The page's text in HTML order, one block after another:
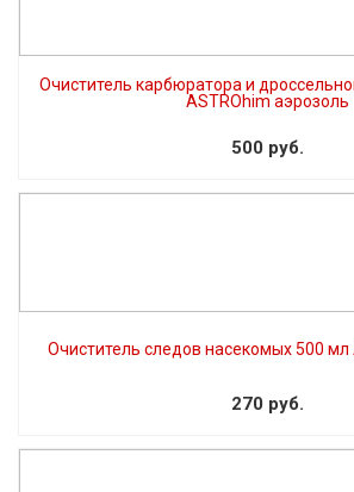
Очиститель карбюратора и
ASTROhim аэрозоль
500 руб.
Очиститель следов насекомых 500 мл
270 руб.